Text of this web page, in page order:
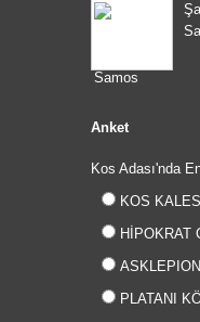
Anket
Kos Adası'nda
KOS KALESİ
HİPOKRAT
ASKLEPION
PLATANI